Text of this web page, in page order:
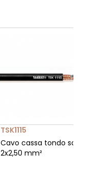
TSK1115
Cavo cassa tondo
2x2,50 mm²